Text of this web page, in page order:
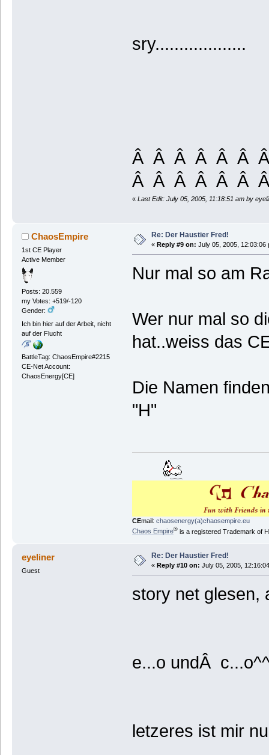
sry...................
Â Â Â Â Â Â
Â Â Â Â Â Â Â
« Last Edit: July 05, 2005, 11:18:51 am by
ChaosEmpire
1st CE Player
Active Member
Posts: 20.559
my Votes: +519/-120
Gender:
Ich bin hier auf der Arbeit, nicht
auf der Flucht
BattleTag: ChaosEmpire#2215
CE-Net Account:
ChaosEnergy[CE]
Re: Der Haustier Fred!
« Reply #9 on: July 05, 2005, 12:03:06
Nur mal so am
Wer nur mal so
hat..weiss das
Die Namen
"H"
CEmail: chaosenergy(a)chaosempire.eu
Chaos Empire®is a registered Trademark of
eyeliner
Guest
Re: Der Haustier Fred!
« Reply #10 on: July 05, 2005,
story net glesen,
e...o undÂ
letzeres ist mir